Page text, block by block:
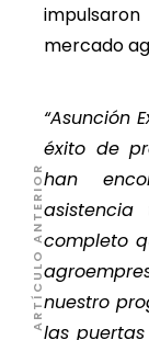
mercado
“Asunción
éxito de
han
completo
nuestro
las
ARTÍCULO ANTERIOR